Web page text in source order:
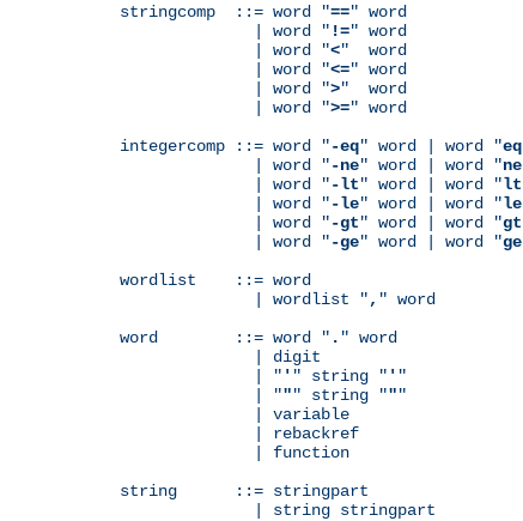
stringcomp  ::= word "==" word
              | word "
!=" word
              | word "
<"  word
              | word "
<=" word
              | word "
>"  word
              | word "
>=" word
integercomp ::= word "-eq" word | word "eq
              | word "
-ne" word | word "ne
              | word "
-lt" word | word "lt
              | word "
-le" word | word "le
              | word "
-gt" word | word "gt
              | word "
-ge" word | word "ge
wordlist    ::= word
              | wordlist "
, " word
word        ::= word " . " word
              | digit
              | "
' " string " ' "
              | "
"" string """
              | variable
              | function
string      ::= stringpart
              | string stringpart